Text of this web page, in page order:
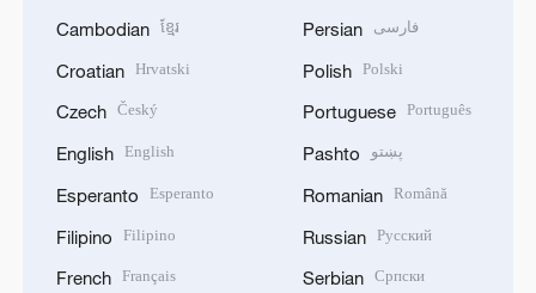
Cambodian ខ្មែរ
Croatian Hrvatski
Czech Český
English English
Esperanto Esperanto
Filipino Filipino
French Français
Persian فارسی
Polish Polski
Portuguese Português
Pashto پښتو
Romanian Română
Russian Русский
Serbian Српски